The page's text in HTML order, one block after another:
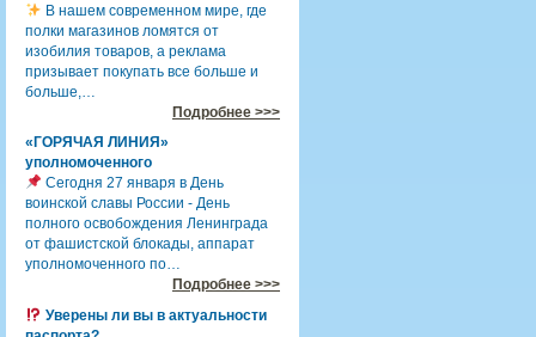
В нашем современном мире, где
полки магазинов ломятся от
изобилия товаров, а реклама
призывает покупать все больше и
больше,…
Подробнее >>>
«ГОРЯЧАЯ ЛИНИЯ»
уполномоченного
Сегодня 27 января в День
воинской славы России - День
полного освобождения Ленинграда
от фашистской блокады, аппарат
уполномоченного по…
Подробнее >>>
Уверены ли вы в актуальности